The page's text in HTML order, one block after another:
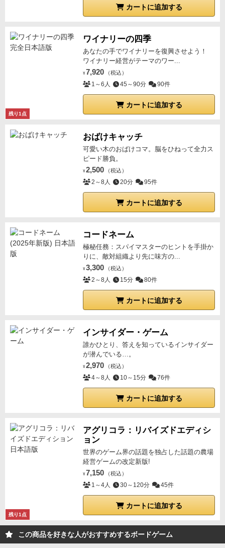
カートに追加する
残り1点
ワイナリーの四季
あなたの手でワイナリーを復興させよう！
ワイナリー経営がテーマのワー...
¥ 7,920 （税込）
1～6人 45～90分 90件
カートに追加する
おばけキャッチ
可愛い木のおばけコマ。脳をひねって全力ス
ピード勝負。
¥ 2,500 （税込）
2～8人 20分 95件
カートに追加する
コードネーム
極秘任務：スパイマスターのヒントを手掛か
りに、敵対組織より先に味方の...
¥ 3,300 （税込）
2～8人 15分 80件
カートに追加する
インサイダー・ゲーム
誰かひとり、答えを知っているインサイダー
が潜んでいる…。
¥ 2,970 （税込）
4～8人 10～15分 76件
カートに追加する
残り1点
アグリコラ：リバイズドエディシ
ョン
世界のゲーム界の話題を独占した話題の農場
経営ゲームの改定新版!
¥ 7,150 （税込）
1～4人 30～120分 45件
カートに追加する
この商品を好きな人がおすすめするボードゲーム